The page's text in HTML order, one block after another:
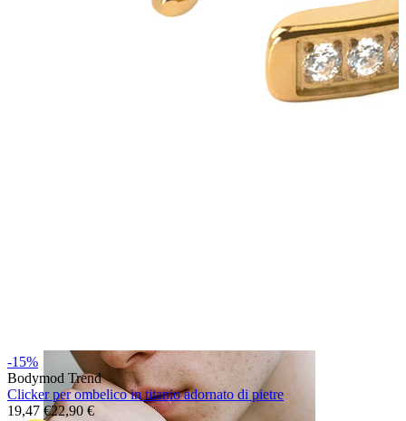
-15%
Bodymod Trend
Clicker per ombelico in titanio adornato di pietre
19,47 €22,90 €